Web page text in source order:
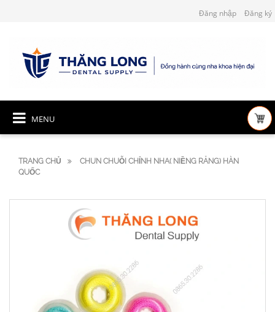
Đăng nhập Đăng ký
MENU
TRANG CHỦ
CHUN CHUỖI CHỈNH NHA( NIỀNG RĂNG) HÀN
QUỐC